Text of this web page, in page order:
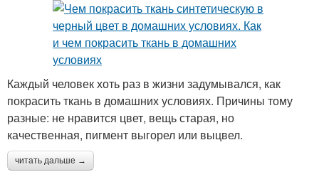
Каждый человек хоть раз в жизни задумывался, как
покрасить ткань в домашних условиях. Причины тому
разные: не нравится цвет, вещь старая, но
качественная, пигмент выгорел или выцвел.
читать дальше →